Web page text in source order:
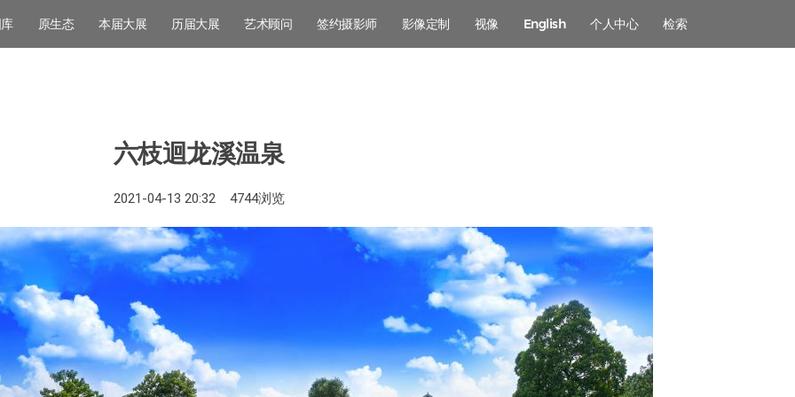
原生态 本届大展 历届大展 艺术顾问 签约摄影师 影像定制 视像 English 个人中心 检索
六枝迴龙溪温泉
2021-04-13 20:32 4744浏览